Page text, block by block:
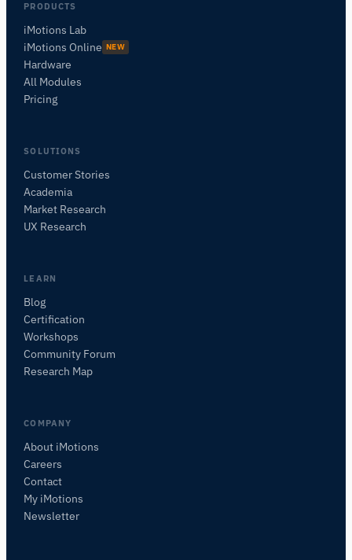
PRODUCTS
iMotions Lab
iMotions Online NEW
Hardware
All Modules
Pricing
SOLUTIONS
Customer Stories
Academia
Market Research
UX Research
LEARN
Blog
Certification
Workshops
Community Forum
Research Map
COMPANY
About iMotions
Careers
Contact
My iMotions
Newsletter
FRAGEN SIE ZU DIESEM ARTIKEL
Diesen Artikel zusammenfassen
Wie könnte ich das anwenden?